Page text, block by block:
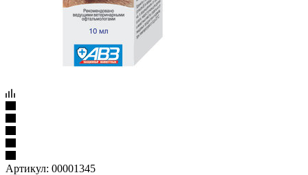
Артикул: 00001345